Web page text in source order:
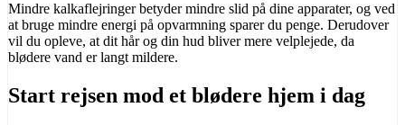
Mindre kalkaflejringer betyder mindre slid på dine apparater, og ved
at bruge mindre energi på opvarmning sparer du penge. Derudover
vil du opleve, at dit hår og din hud bliver mere velplejede, da
blødere vand er langt mildere.
Start rejsen mod et blødere hjem i dag